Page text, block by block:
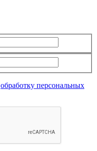
обработку персональных